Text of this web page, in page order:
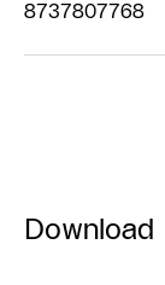
8737807768
Download